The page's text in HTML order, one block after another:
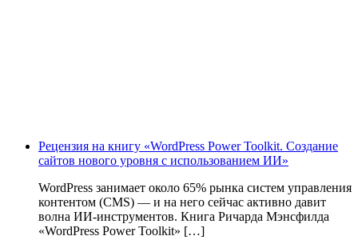
Рецензия на книгу «WordPress Power Toolkit. Создание
сайтов нового уровня с использованием ИИ»
WordPress занимает около 65% рынка систем управления
контентом (CMS) — и на него сейчас активно давит
волна ИИ‑инструментов. Книга Ричарда Мэнсфилда
«WordPress Power Toolkit» […]